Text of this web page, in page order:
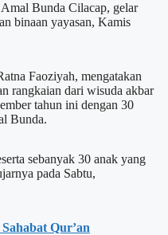
Bunda Cilacap, gelar
binaan yayasan, Kamis
Faoziyah, mengatakan
rangkaian dari wisuda akbar
tahun ini dengan 30
Bunda.
sebanyak 30 anak yang
pada Sabtu,
Qur’an